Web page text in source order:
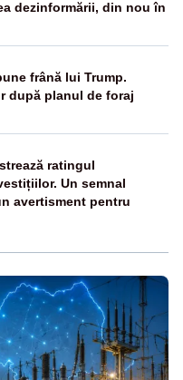
dezinformării, din nou în
frână lui Trump.
după planul de foraj
ratingul
Un semnal
avertisment pentru